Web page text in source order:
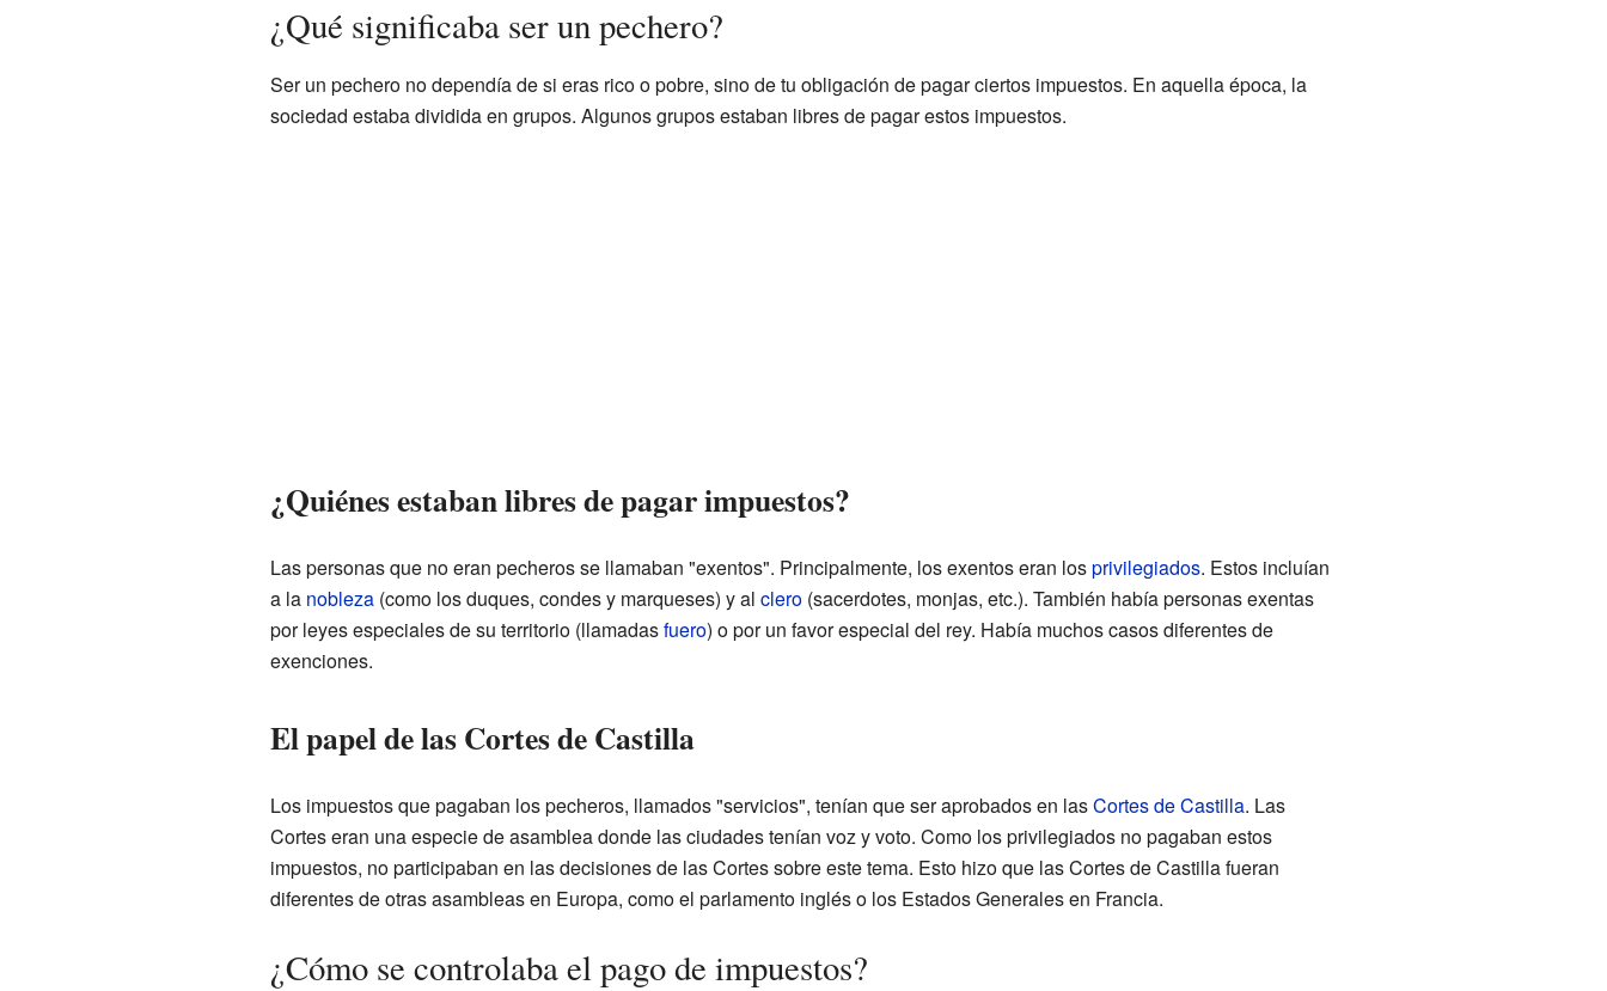
¿Qué significaba ser un pechero?
Ser un pechero no dependía de si eras rico o pobre, sino de tu obligación de pagar ciertos impuestos. En aquella época, la
sociedad estaba dividida en grupos. Algunos grupos estaban libres de pagar estos impuestos.
¿Quiénes estaban libres de pagar impuestos?
Las personas que no eran pecheros se llamaban "exentos". Principalmente, los exentos eran losprivilegiados. Estos incluían
a la nobleza(como los duques, condes y marqueses) y al clero(sacerdotes, monjas, etc.). También había personas exentas
por leyes especiales de su territorio (llamadasfuero) o por un favor especial del rey. Había muchos casos diferentes de
exenciones.
El papel de las Cortes de Castilla
Los impuestos que pagaban los pecheros, llamados "servicios", tenían que ser aprobados en lasCortes de Castilla. Las
Cortes eran una especie de asamblea donde las ciudades tenían voz y voto. Como los privilegiados no pagaban estos
impuestos, no participaban en las decisiones de las Cortes sobre este tema. Esto hizo que las Cortes de Castilla fueran
diferentes de otras asambleas en Europa, como el parlamento inglés o los Estados Generales en Francia.
¿Cómo se controlaba el pago de impuestos?